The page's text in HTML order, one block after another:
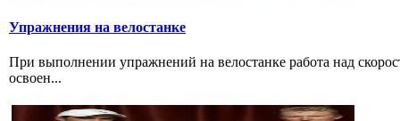
Упражнения на велостанке
При выполнении упражнений на велостанке работа над
освоен...